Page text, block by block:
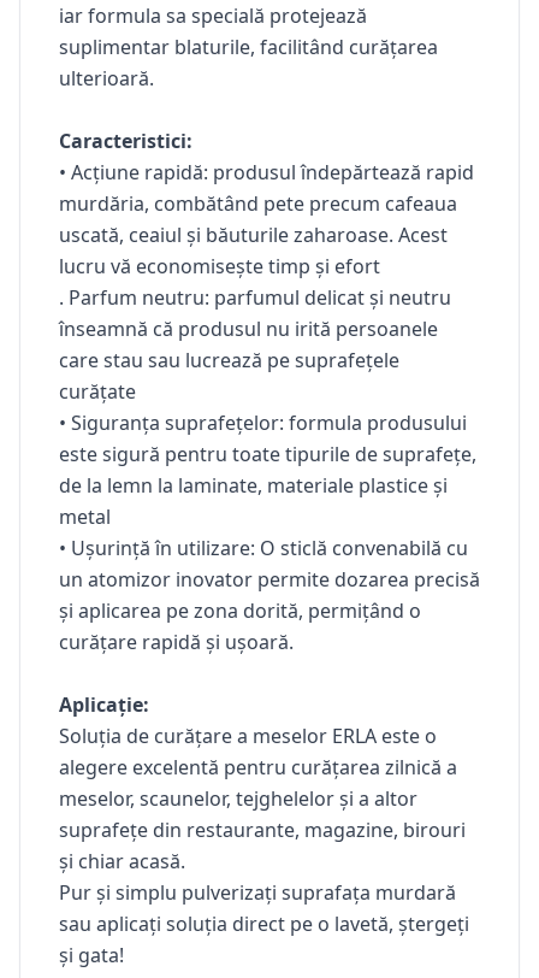
iar formula sa specială protejează
suplimentar blaturile, facilitând curățarea
ulterioară.
Caracteristici:
• Acțiune rapidă: produsulîndepărtează rapid
murdăria, combătând pete precum cafeaua
uscată, ceaiul și băuturile zaharoase. Acest
lucru vă economisește timp și efort
. Parfum neutru: parfumul delicat și neutru
înseamnă că produsul nu irită persoanele
care stau sau lucrează pe suprafețele
curățate
• Siguranța suprafețelor: formula produsului
este sigură pentru toate tipurile de suprafețe,
de la lemn la laminate, materiale plastice și
metal
• Ușurință în utilizare: O sticlă convenabilă cu
un atomizor inovator permite dozarea precisă
și aplicarea pe zona dorită, permițând o
curățare rapidă și ușoară.
Aplicație:
Soluția de curățare a meselor ERLA este o
alegere excelentă pentru curățarea zilnică a
meselor, scaunelor, tejghelelor și a altor
suprafețe din restaurante, magazine, birouri
și chiar acasă.
Pur și simplu pulverizați suprafața murdară
sau aplicați soluția direct pe o lavetă, ștergeți
și gata!